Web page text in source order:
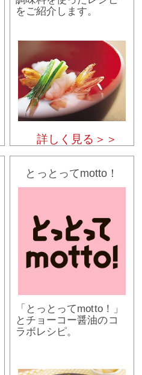
をご紹介します。
詳しく見る＞＞
とっとってmotto！
「とっとってmotto！」
とチョーコー醤油のコ
ラボレシピ。